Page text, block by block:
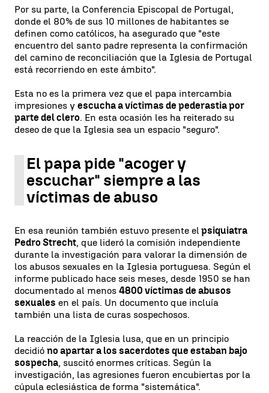
Por su parte, la Conferencia Episcopal de Portugal,
donde el 80% de sus 10 millones de habitantes se
definen como católicos, ha asegurado que "este
encuentro del santo padre representa la confirmación
del camino de reconciliación que la Iglesia de Portugal
está recorriendo en este ámbito".
Esta no es la primera vez que el papa intercambia
impresiones y escucha a víctimas de pederastia por
parte del clero. En esta ocasión les ha reiterado su
deseo de que la Iglesia sea un espacio "seguro".
El papa pide "acoger y
escuchar" siempre a las
víctimas de abuso
En esa reunión también estuvo presente el psiquiatra
Pedro Strecht, que lideró la comisión independiente
durante la investigación para valorar la dimensión de
los abusos sexuales en la Iglesia portuguesa. Según el
informe publicado hace seis meses, desde 1950 se han
documentado al menos 4800 víctimas de abusos
sexuales en el país. Un documento que incluía
también una lista de curas sospechosos.
La reacción de la Iglesia lusa, que en un principio
decidió no apartar a los sacerdotes que estaban bajo
sospecha, suscitó enormes críticas. Según la
investigación, las agresiones fueron encubiertas por la
cúpula eclesiástica de forma "sistemática".